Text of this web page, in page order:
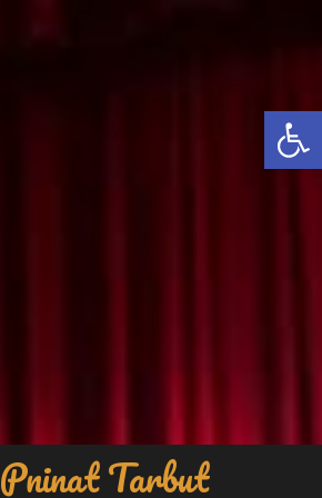
פתח סרגל נגישות
Pninat Tarbut